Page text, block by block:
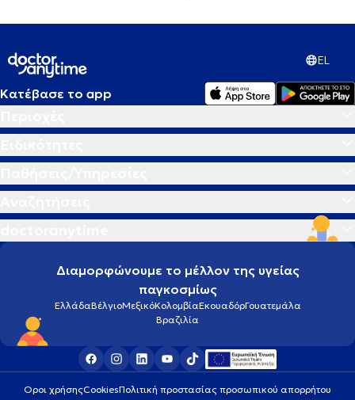
EL
Κατέβασε το app
Διαμορφώνουμε το μέλλον της υγείας
παγκοσμίως
ΕλλάδαΒέλγιοΜεξικόΚολομβίαΕκουαδόρΓουατεμάλα
Βραζιλία
Οροι χρήσηςCookiesΠολιτική προστασίας προσωπικού απορρήτου